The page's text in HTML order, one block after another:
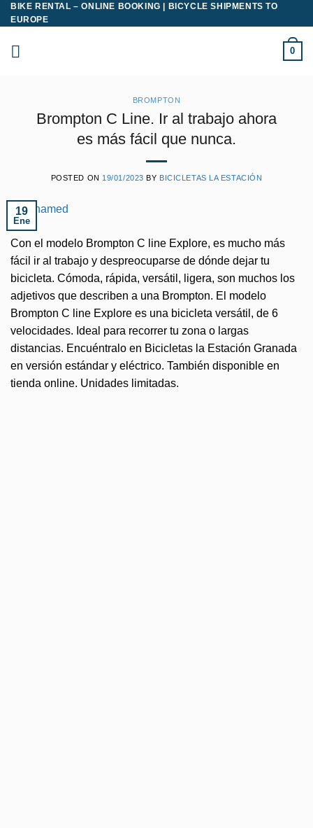
Saltar
al
contenido
BIKE RENTAL – ONLINE BOOKING | BICYCLE SHIPMENTS TO
EUROPE
0
BROMPTON
Brompton C Line. Ir al trabajo ahora
es más fácil que nunca.
POSTED ON 19/01/2023 BY BICICLETAS LA ESTACIÓN
19
Ene
Con el modelo Brompton C line Explore, es mucho más
fácil ir al trabajo y despreocuparse de dónde dejar tu
bicicleta. Cómoda, rápida, versátil, ligera, son muchos los
adjetivos que describen a una Brompton. El modelo
Brompton C line Explore es una bicicleta versátil, de 6
velocidades. Ideal para recorrer tu zona o largas
distancias. Encuéntralo en Bicicletas la Estación Granada
en versión estándar y eléctrico. También disponible en
tienda online. Unidades limitadas.